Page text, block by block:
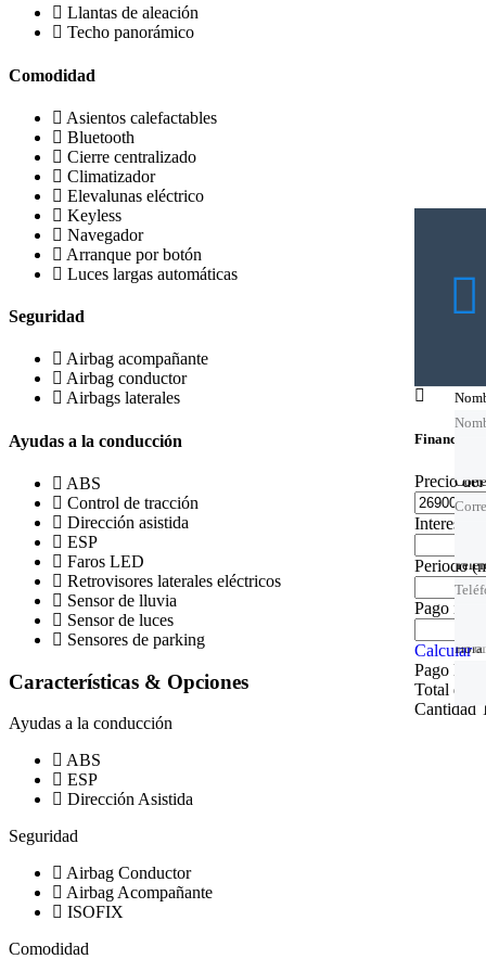
Llantas de aleación
Techo panorámico
Comodidad
Asientos calefactables
Bluetooth
Cierre centralizado
Climatizador
Elevalunas eléctrico
Keyless
Navegador
Arranque por botón
Luces largas automáticas
Seguridad
Airbag acompañante
Airbag conductor
Airbags laterales
Ayudas a la conducción
ABS
Control de tracción
Dirección asistida
ESP
Faros LED
Retrovisores laterales eléctricos
Sensor de lluvia
Sensor de luces
Sensores de parking
Características & Opciones
Ayudas a la conducción
ABS
ESP
Dirección Asistida
Seguridad
Airbag Conductor
Airbag Acompañante
ISOFIX
Comodidad
Hora
Tu
Financing
Precio
Intereses
Periodo
Pago
Calcular
Pago
Total de
Cantidad
Hora